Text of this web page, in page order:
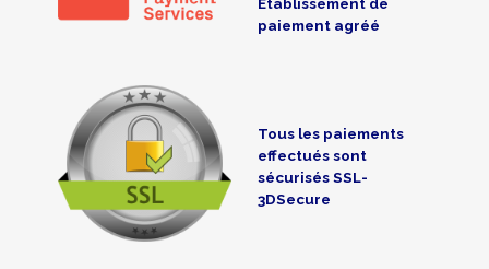
paiement agréé
Tous les paiements
effectués sont
sécurisés SSL-
3DSecure